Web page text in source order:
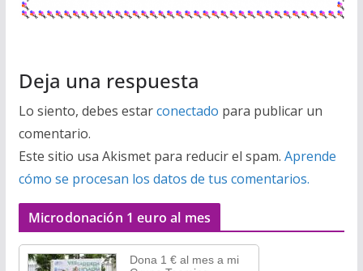
Deja una respuesta
Lo siento, debes estarconectado para publicar un
comentario.
Este sitio usa Akismet para reducir el spam. Aprende
cómo se procesan los datos de tus comentarios.
Microdonación 1 euro al mes